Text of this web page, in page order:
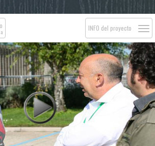
INFO del proyecto